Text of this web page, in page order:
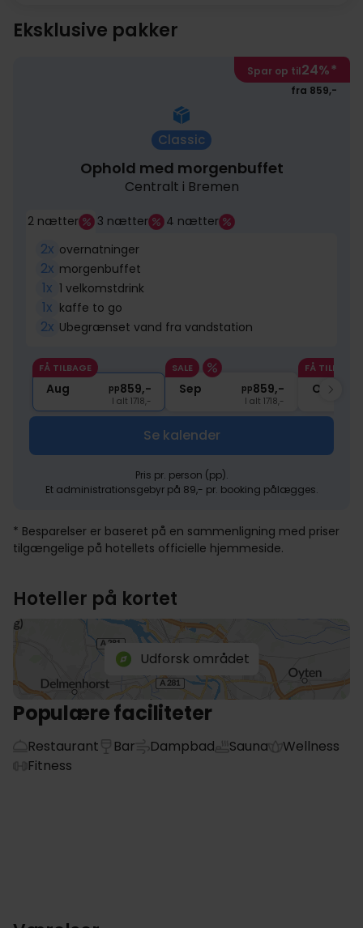
Eksklusive pakker
Spar op til24%*
fra 859,-
Classic
Ophold med morgenbuffet
Centralt i Bremen
2 nætter 3 nætter 4 nætter
2x overnatninger
2x morgenbuffet
1x 1 velkomstdrink
1x kaffe to go
2x Ubegrænset vand fra vandstation
FÅ TILBAGE
Aug pp859,-
I alt 1718,-
SALE
Sep pp859,-
I alt 1718,-
FÅ TILBAGE
Okt
Se kalender
Pris pr. person (pp).
Et administrationsgebyr på 89,- pr. booking pålægges.
* Besparelser er baseret på en sammenligning med priser
tilgængelige på hotellets officielle hjemmeside.
Hoteller på kortet
Udforsk området
Populære faciliteter
Restaurant Bar Dampbad Sauna
Wellness
Fitness